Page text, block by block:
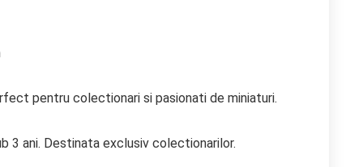
pentru colectionari si pasionati de miniaturi.
3 ani. Destinata exclusiv colectionarilor.